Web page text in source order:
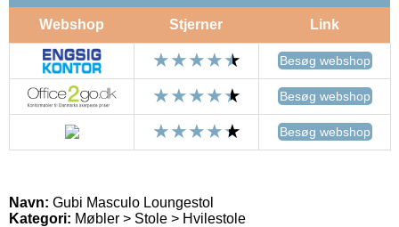
Webshop Stjerner Link
Besøg webshop
Besøg webshop
Besøg webshop
Navn: Gubi Masculo Loungestol
Kategori: Møbler > Stole > Hvilestole